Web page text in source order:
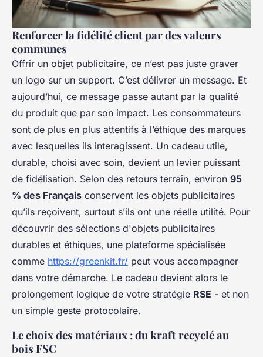
Renforcer la fidélité client par des valeurs
communes
Offrir un objet publicitaire, ce n’est pas juste graver
un logo sur un support. C’est délivrer un message. Et
aujourd’hui, ce message passe autant par la qualité
du produit que par son impact. Les consommateurs
sont de plus en plus attentifs à l’éthique des marques
avec lesquelles ils interagissent. Un cadeau utile,
durable, choisi avec soin, devient un levier puissant
de fidélisation. Selon des retours terrain, environ 95
% des Français conservent les objets publicitaires
qu’ils reçoivent, surtout s’ils ont une réelle utilité. Pour
découvrir des sélections d'objets publicitaires
durables et éthiques, une plateforme spécialisée
comme https://greenkit.fr/ peut vous accompagner
dans votre démarche. Le cadeau devient alors le
prolongement logique de votre stratégie RSE - et non
un simple geste protocolaire.
Le choix des matériaux : du kraft recyclé au
bois FSC